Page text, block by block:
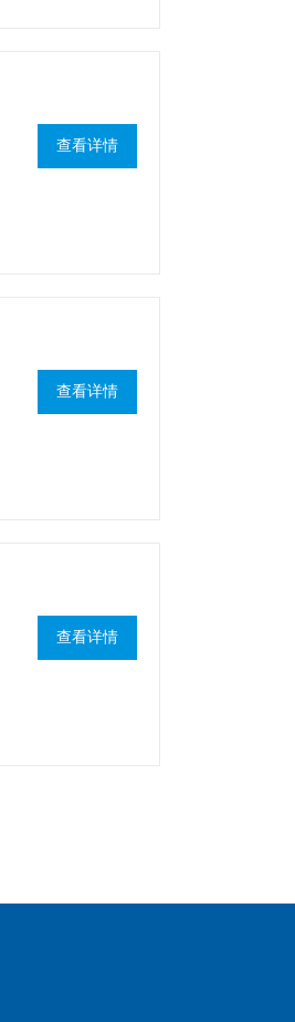
查看详情
查看详情
查看详情